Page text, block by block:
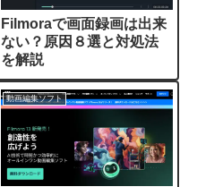
Filmoraで画面録画は出来
ない？原因８選と対処法
を解説
動画編集ソフト